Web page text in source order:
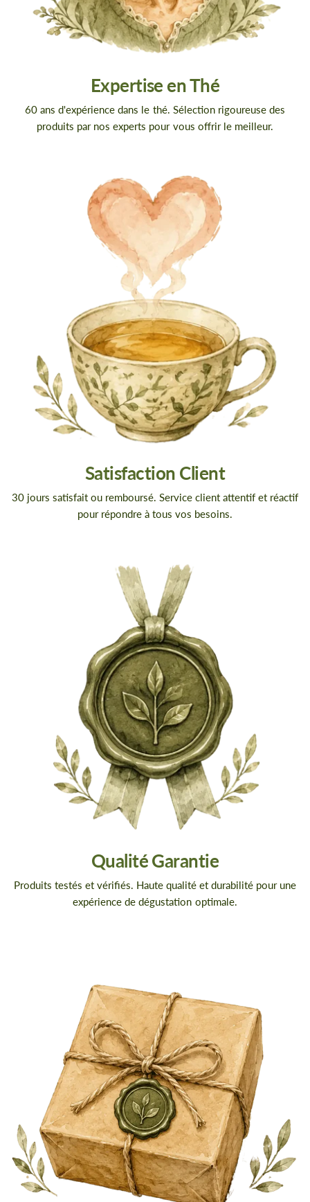
Expertise en Thé
60 ans d'expérience dans le thé. Sélection rigoureuse des
produits par nos experts pour vous offrir le meilleur.
Satisfaction Client
30 jours satisfait ou remboursé. Service client attentif et réactif
pour répondre à tous vos besoins.
Qualité Garantie
Produits testés et vérifiés. Haute qualité et durabilité pour une
expérience de dégustation optimale.